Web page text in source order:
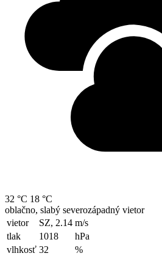
32 °C 18 °C
oblačno, slabý severozápadný vietor
vietor
SZ, 2.14 m/s
tlak
1018
hPa
vlhkosť 32 %